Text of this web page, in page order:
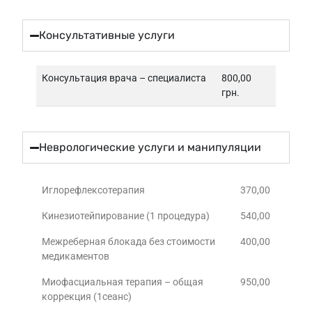
Консультативные услуги
Консультация врача – специалиста
800,00
грн.
Неврологические услуги и манипуляции
Иглорефлексотерапия 370,00
Кинезиотейпирование (1 процедура) 540,00
Межреберная блокада без стоимости
медикаментов
400,00
Миофасциальная терапия – общая
коррекция (1сеанс)
950,00